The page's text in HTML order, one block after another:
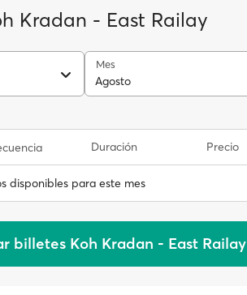
Kradan - East Railay
Mes
Agosto
Duración Precio
disponibles para este mes
billetes Koh Kradan - East Railay